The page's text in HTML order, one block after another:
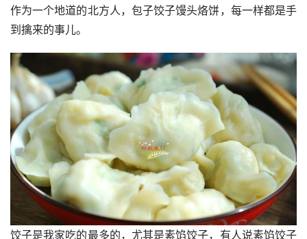
作为一个地道的北方人，包子饺子馒头烙饼，每一样都是手
到擒来的事儿。
饺子是我家吃的最多的，尤其是素馅饺子，有人说素馅饺子